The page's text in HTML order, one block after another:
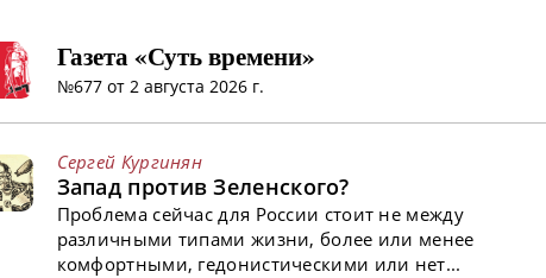
Газета «Суть времени»
№677 от 2 августа 2026 г.
Сергей Кургинян
Запад против Зеленского?
Проблема сейчас для России стоит не между
различными типами жизни, более или менее
комфортными, гедонистическими или нет...